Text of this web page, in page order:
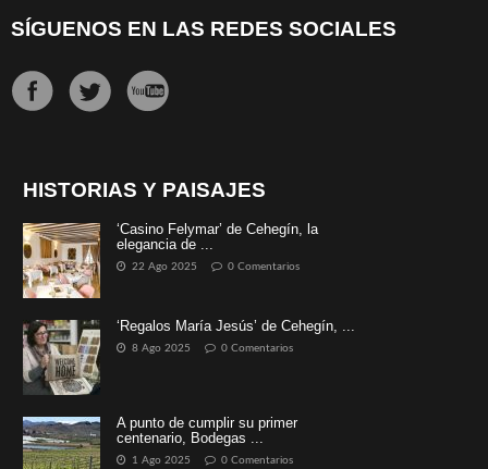
SÍGUENOS EN LAS REDES SOCIALES
HISTORIAS Y PAISAJES
‘Casino Felymar’ de Cehegín, la
elegancia de ...
22 Ago 2025 0 Comentarios
‘Regalos María Jesús’ de Cehegín, ...
8 Ago 2025 0 Comentarios
A punto de cumplir su primer
centenario, Bodegas ...
1 Ago 2025 0 Comentarios